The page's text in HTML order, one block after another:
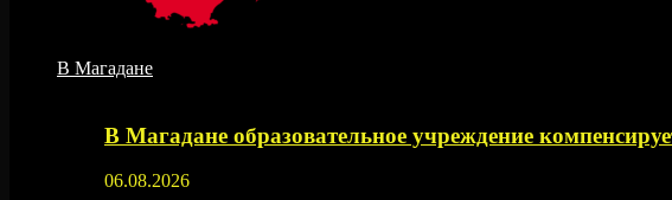
В Магадане
В Магадане образовательное учреждение
06.08.2026